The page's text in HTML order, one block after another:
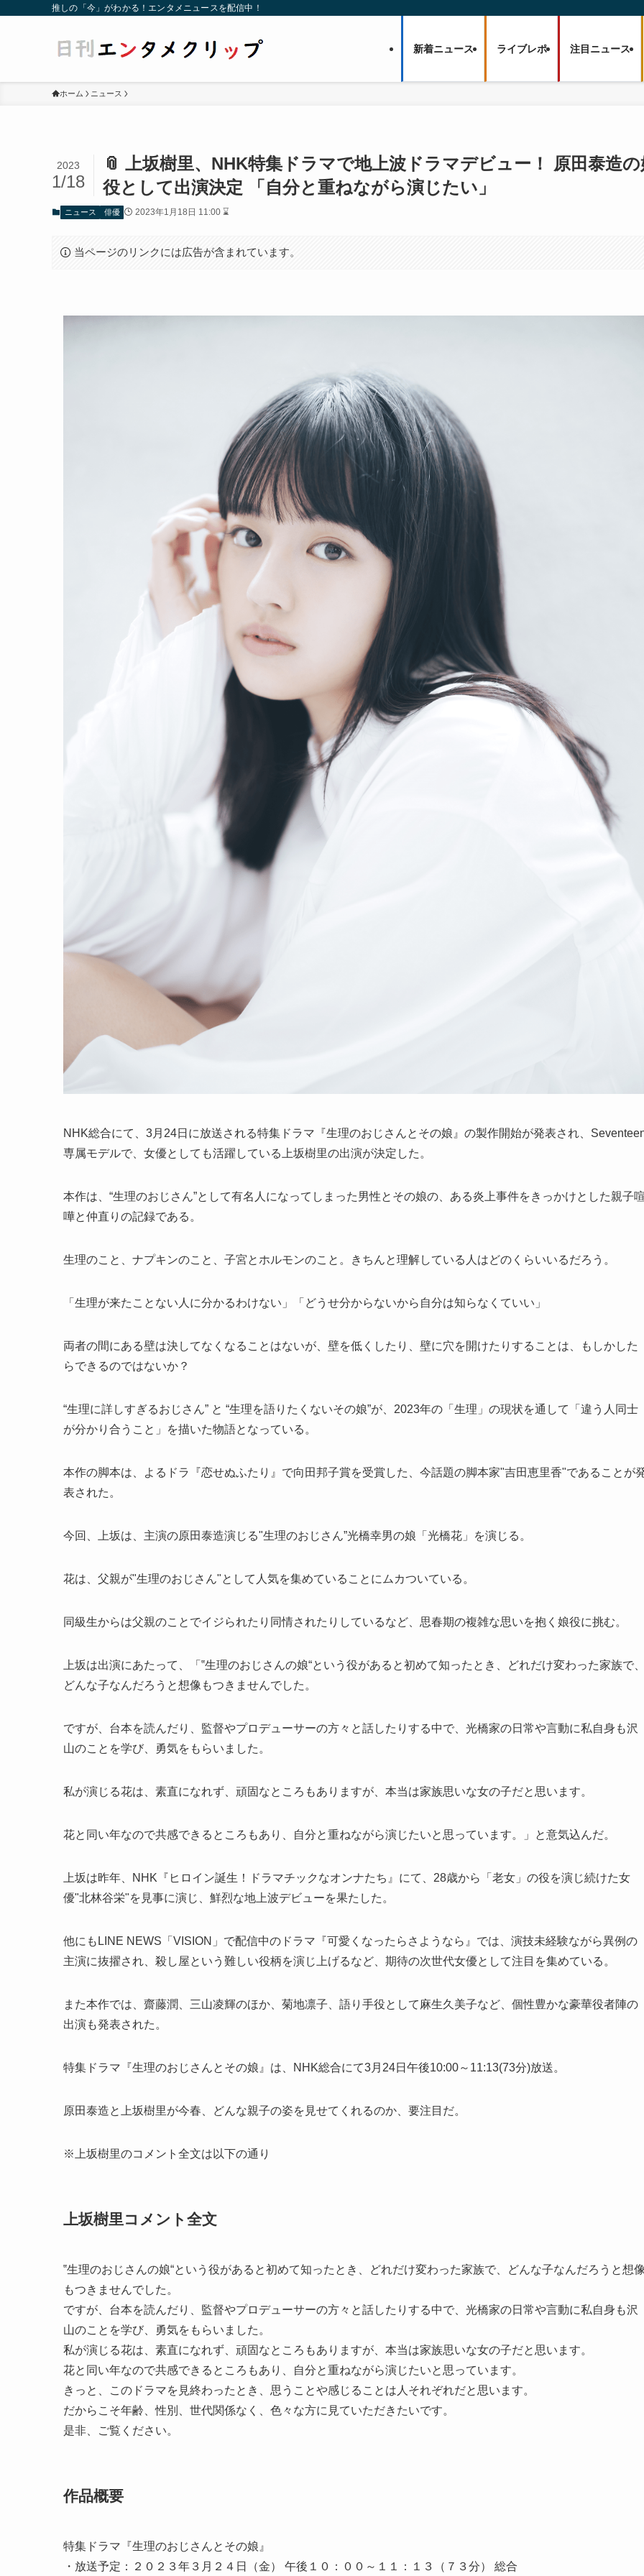
推しの「今」がわかる！エンタメニュースを配信中！
新着ニュース ライブレポ 注目ニュース
ホーム ニュース
📎 上坂樹里、NHK特集ドラマで地上波ドラマデビュー！ 原田泰造の
役として出演決定 「自分と重ねながら演じたい」
2023
1/18
ニュース 俳優 2023年1月18日 11:00 ⌛
当ページのリンクには広告が含まれています。
NHK総合にて、3月24日に放送される特集ドラマ『生理のおじさんとその娘』の製作開始が発表され、
専属モデルで、女優としても活躍している上坂樹里の出演が決定した。
本作は、“生理のおじさん”として有名人になってしまった男性とその娘の、ある炎上事件をきっかけとした親子
嘩と仲直りの記録である。
生理のこと、ナプキンのこと、子宮とホルモンのこと。きちんと理解している人はどのくらいいるだろう。
「生理が来たことない人に分かるわけない」「どうせ分からないから自分は知らなくていい」
両者の間にある壁は決してなくなることはないが、壁を低くしたり、壁に穴を開けたりすることは、もしかした
らできるのではないか？
“生理に詳しすぎるおじさん” と “生理を語りたくないその娘”が、2023年の「生理」の現状を通して「違う人同士
が分かり合うこと」を描いた物語となっている。
本作の脚本は、よるドラ『恋せぬふたり』で向田邦子賞を受賞した、今話題の脚本家"吉田恵里香"であることが
表された。
今回、上坂は、主演の原田泰造演じる"生理のおじさん”光橋幸男の娘「光橋花」を演じる。
花は、父親が"生理のおじさん"として人気を集めていることにムカついている。
同級生からは父親のことでイジられたり同情されたりしているなど、思春期の複雑な思いを抱く娘役に挑む。
上坂は出演にあたって、「‟生理のおじさんの娘“という役があると初めて知ったとき、どれだけ変わった家族で
どんな子なんだろうと想像もつきませんでした。
ですが、台本を読んだり、監督やプロデューサーの方々と話したりする中で、光橋家の日常や言動に私自身も沢
山のことを学び、勇気をもらいました。
私が演じる花は、素直になれず、頑固なところもありますが、本当は家族思いな女の子だと思います。
花と同い年なので共感できるところもあり、自分と重ねながら演じたいと思っています。」と意気込んだ。
上坂は昨年、NHK『ヒロイン誕生！ドラマチックなオンナたち』にて、28歳から「老女」の役を演じ続けた女
優"北林谷栄"を見事に演じ、鮮烈な地上波デビューを果たした。
他にもLINE NEWS「VISION」で配信中のドラマ『可愛くなったらさようなら』では、演技未経験ながら異例の
主演に抜擢され、殺し屋という難しい役柄を演じ上げるなど、期待の次世代女優として注目を集めている。
また本作では、齋藤潤、三山凌輝のほか、菊地凛子、語り手役として麻生久美子など、個性豊かな豪華役者陣の
出演も発表された。
特集ドラマ『生理のおじさんとその娘』は、NHK総合にて3月24日午後10:00～11:13(73分)放送。
原田泰造と上坂樹里が今春、どんな親子の姿を見せてくれるのか、要注目だ。
※上坂樹里のコメント全文は以下の通り
上坂樹里コメント全文
‟生理のおじさんの娘“という役があると初めて知ったとき、どれだけ変わった家族で、どんな子なんだろうと想
もつきませんでした。
ですが、台本を読んだり、監督やプロデューサーの方々と話したりする中で、光橋家の日常や言動に私自身も沢
山のことを学び、勇気をもらいました。
私が演じる花は、素直になれず、頑固なところもありますが、本当は家族思いな女の子だと思います。
花と同い年なので共感できるところもあり、自分と重ねながら演じたいと思っています。
きっと、このドラマを見終わったとき、思うことや感じることは人それぞれだと思います。
だからこそ年齢、性別、世代関係なく、色々な方に見ていただきたいです。
是非、ご覧ください。
作品概要
特集ドラマ『生理のおじさんとその娘』
・放送予定：２０２３年３月２４日（金） 午後１０：００～１１：１３（７３分） 総合